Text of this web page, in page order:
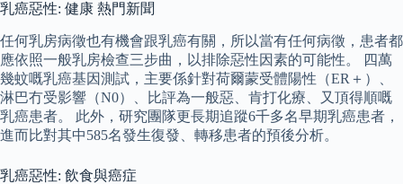
乳癌惡性: 健康 熱門新聞
任何乳房病徵也有機會跟乳癌有關，所以當有任何病徵，患者都
應依照一般乳房檢查三步曲，以排除惡性因素的可能性。 四萬
幾蚊嘅乳癌基因測試，主要係針對荷爾蒙受體陽性（ER＋）、
淋巴冇受影響（N0）、比評為一般惡、肯打化療、又頂得順嘅
乳癌患者。 此外，研究團隊更長期追蹤6千多名早期乳癌患者，
進而比對其中585名發生復發、轉移患者的預後分析。
乳癌惡性: 飲食與癌症